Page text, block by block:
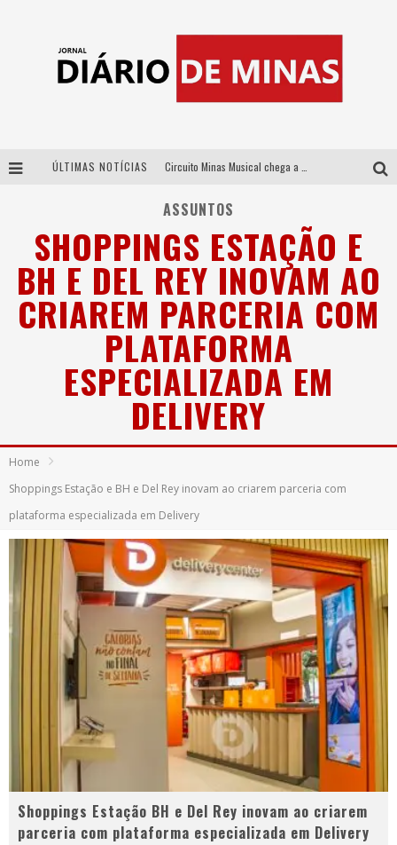
ÚLTIMAS NOTÍCIAS
No clima do Hexa: “Passinho do Brasil”, da DJ Danny Albuquerque, é a música que embala a torcida brasileira na Copa do Mundo 2026
Yan traz a turnê nacional do PagodYANdo para Belo Horizonte
ASSUNTOS
SHOPPINGS ESTAÇÃO E
BH E DEL REY INOVAM AO
CRIAREM PARCERIA COM
PLATAFORMA
ESPECIALIZADA EM
DELIVERY
Home
Shoppings Estação e BH e Del Rey inovam ao criarem parceria com
plataforma especializada em Delivery
Shoppings Estação BH e Del Rey inovam ao criarem
parceria com plataforma especializada em Delivery